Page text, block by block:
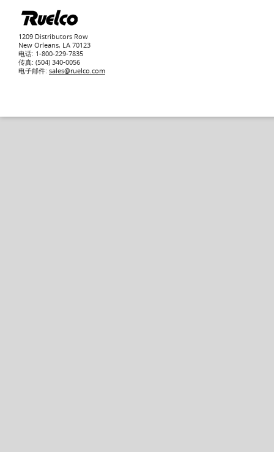
1209 Distributors Row
New Orleans, LA 70123
电话: 1-800-229-7835
传真: (504) 340-0056
电子邮件: sales@ruelco.com